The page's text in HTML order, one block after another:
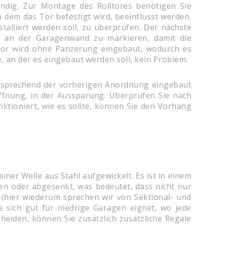
Zur Montage des Rolltores benötigen Sie
das Tor befestigt wird, beeinflusst werden.
werden soll, zu überprüfen. Der nächste
der Garagenwand zu markieren, damit die
wird ohne Panzerung eingebaut, wodurch es
der es eingebaut werden soll, kein Problem.
der vorherigen Anordnung eingebaut
in der Aussparung. Überprüfen Sie nach
wie es sollte, können Sie den Vorhang
Welle aus Stahl aufgewickelt. Es ist in einem
oder abgesenkt, was bedeutet, dass nicht nur
wiederum sprechen wir von Sektional- und
sich gut für niedrige Garagen eignet, wo jede
können Sie zusätzlich zusätzliche Regale